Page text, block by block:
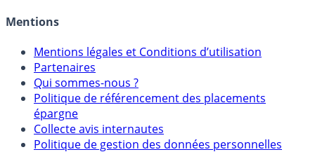
Mentions
Mentions légales et Conditions d’utilisation
Partenaires
Qui sommes-nous ?
Politique de référencement des placements
épargne
Collecte avis internautes
Politique de gestion des données personnelles